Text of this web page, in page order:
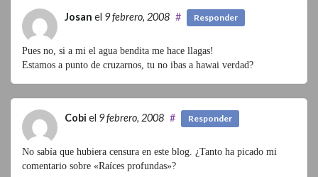
Josan el 9 febrero, 2008 # Responder
Pues no, si a mi el agua bendita me hace llagas!
Estamos a punto de cruzarnos, tu no ibas a hawai verdad?
Cobi el 9 febrero, 2008 # Responder
No sabía que hubiera censura en este blog. ¿Tanto ha picado mi
comentario sobre «Raíces profundas»?